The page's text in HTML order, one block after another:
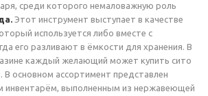
среди которого немаловажную роль
Этот инструмент выступает в качестве
используется либо вместе с
его разливают в ёмкости для хранения. В
каждый желающий может купить сито
В основном ассортимент представлен
инвентарём, выполненным из нержавеющей